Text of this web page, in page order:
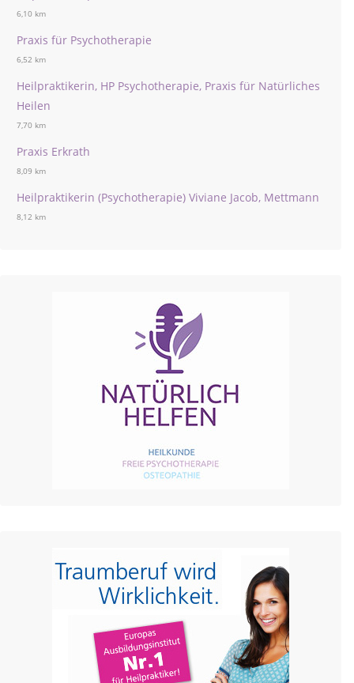
6,10 km
Praxis für Psychotherapie
6,52 km
Heilpraktikerin, HP Psychotherapie, Praxis für Natürliches
Heilen
7,70 km
Praxis Erkrath
8,09 km
Heilpraktikerin (Psychotherapie) Viviane Jacob, Mettmann
8,12 km